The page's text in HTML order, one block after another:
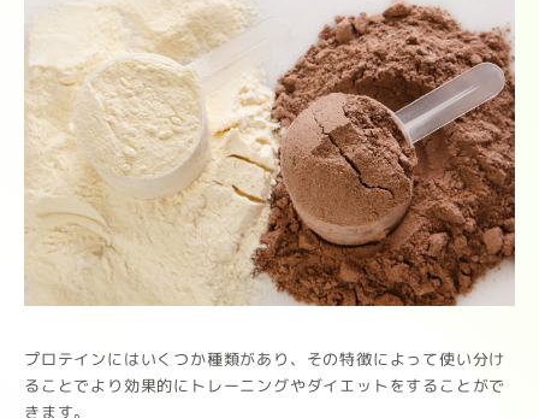
プロテインにはいくつか種類があり、その特徴によって使い分け
ることでより効果的にトレーニングやダイエットをすることがで
きます。